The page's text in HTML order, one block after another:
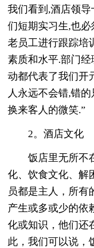
我们看到,酒店领
们短期实习生,也
老员工进行跟踪培
素质和水平.部门
动都代表了我们开
人永远不会错,错
换来客人的微笑.”
2。酒店文化
饭店里无所不
化、饮食文化、解
员都是主人，所有
产生或多或少的依
化或知识，他们还
此，我们可以说，